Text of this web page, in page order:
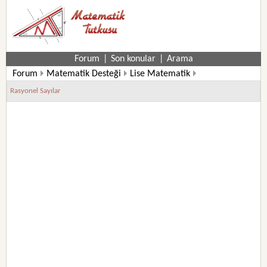
Forum Son konular
Arama
Forum
Matematik Desteği
Lise Matematik
9. Sınıf Matematik Soruları
Rasyonel Sayılar